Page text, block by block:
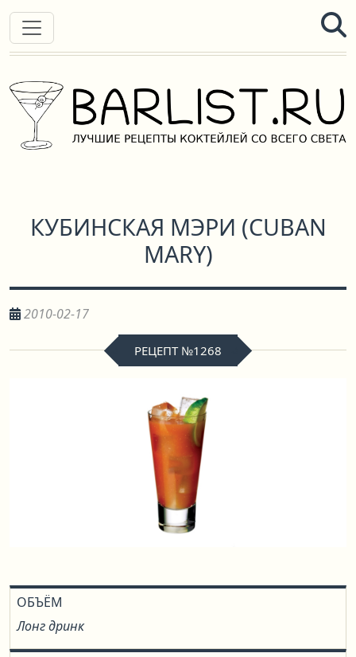
КУБИНСКАЯ МЭРИ (CUBAN
MARY)
2010-02-17
РЕЦЕПТ №1268
ОБЪЁМ
Лонг дринк